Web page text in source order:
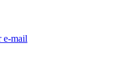
e-mail